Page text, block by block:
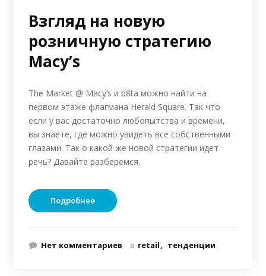
Взгляд на новую
розничную стратегию
Macy’s
The Market @ Macy’s и b8ta можно найти на
первом этаже флагмана Herald Square. Так что
если у вас достаточно любопытства и времени,
вы знаете, где можно увидеть все собственными
глазами. Так о какой же новой стратегии идет
речь? Давайте разберемся.
Подробнее
Нет комментариев в retail тенденции